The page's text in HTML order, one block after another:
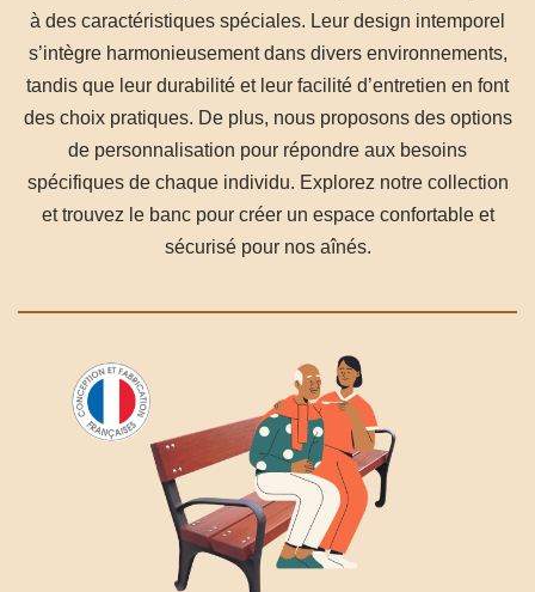
à des caractéristiques spéciales. Leur design intemporel
s’intègre harmonieusement dans divers environnements,
tandis que leur durabilité et leur facilité d’entretien en font
des choix pratiques. De plus, nous proposons des options
de personnalisation pour répondre aux besoins
spécifiques de chaque individu. Explorez notre collection
et trouvez le banc pour créer un espace confortable et
sécurisé pour nos aînés.